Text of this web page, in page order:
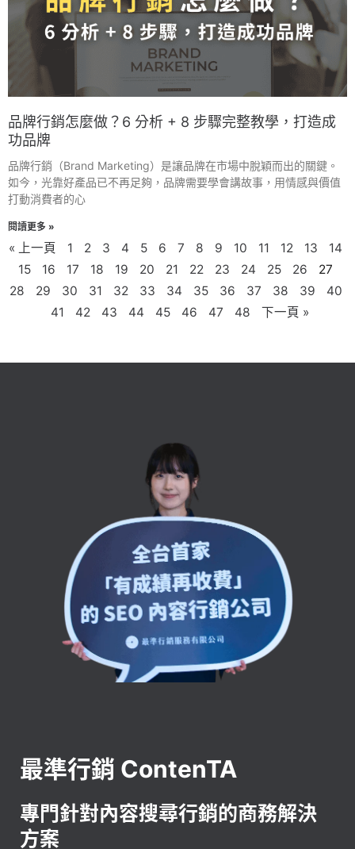
品牌行銷怎麼做？6 分析 + 8 步驟完整教學，打造成
功品牌
品牌行銷（Brand Marketing）是讓品牌在市場中脫穎而出的關鍵。
如今，光靠好產品已不再足夠，品牌需要學會講故事，用情感與價值
打動消費者的心
閱讀更多 »
« 上一頁 1 2 3 4 5 6 7 8 9 10 11 12 13 14
15 16 17 18 19 20 21 22 23 24 25 26 27
28 29 30 31 32 33 34 35 36 37 38 39 40
41 42 43 44 45 46 47 48 下一頁 »
最準行銷 ContenTA
專門針對內容搜尋行銷的商務解決
方案